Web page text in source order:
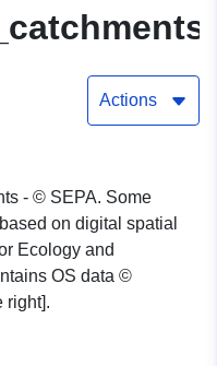
Actions
- © SEPA. Some
on digital spatial
Ecology and
OS data ©
right].